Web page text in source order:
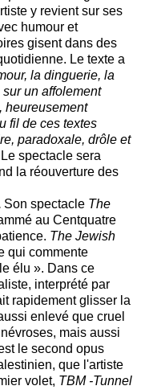
y revient sur ses
humour et
gisent dans des
Le texte a
la dinguerie, la
un affolement
heureusement
fil de ces textes
paradoxale, drôle et
spectacle sera
la réouverture des
Son spectacle The
au Centquatre
The Jewish
qui commente
élu ». Dans ce
interprété par
rapidement glisser la
enlevé que cruel
mais aussi
le second opus
que l'artiste
volet, TBM -Tunnel